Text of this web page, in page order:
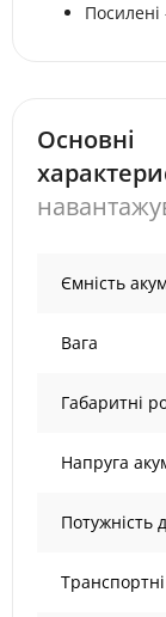
Основні
Ємність
Вага
Габаритні
Напруга
Потужність